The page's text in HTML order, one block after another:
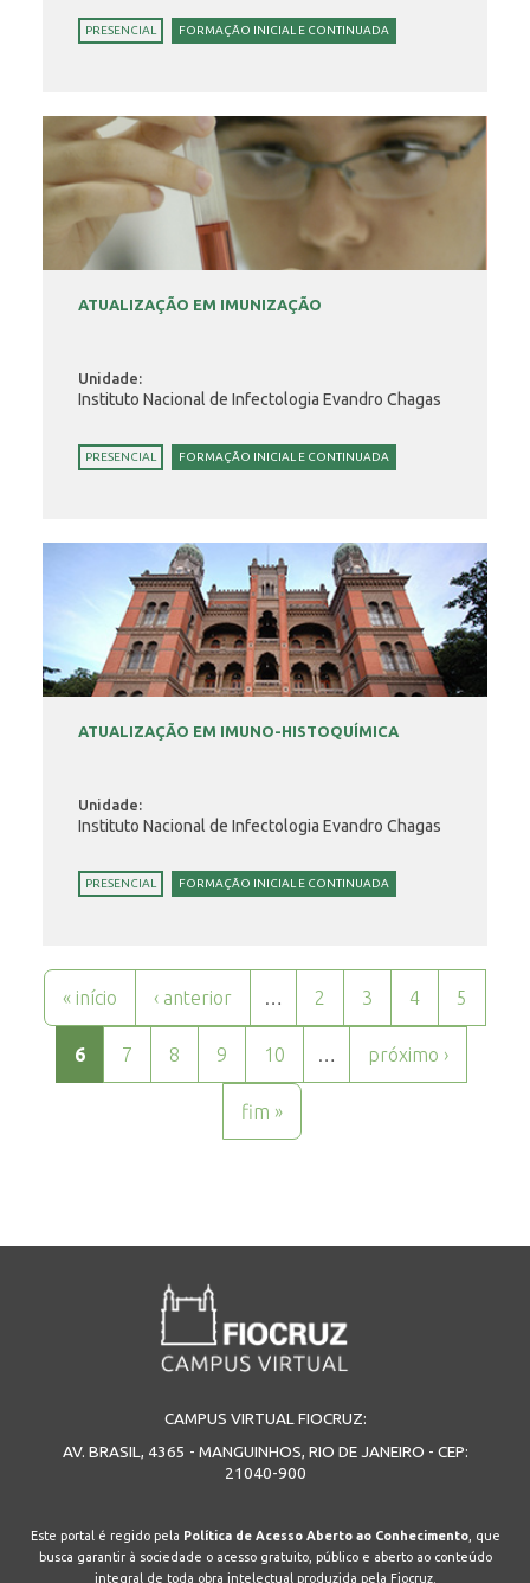
PRESENCIAL FORMAÇÃO INICIAL E CONTINUADA
ATUALIZAÇÃO EM IMUNIZAÇÃO
Unidade:
Instituto Nacional de Infectologia Evandro Chagas
PRESENCIAL FORMAÇÃO INICIAL E CONTINUADA
ATUALIZAÇÃO EM IMUNO-HISTOQUÍMICA
Unidade:
Instituto Nacional de Infectologia Evandro Chagas
PRESENCIAL FORMAÇÃO INICIAL E CONTINUADA
Páginas
« início ‹ anterior … 2 3 4 5
6 7 8 9 10 … próximo ›
fim »
CAMPUS VIRTUAL FIOCRUZ:
AV. BRASIL, 4365 - MANGUINHOS, RIO DE JANEIRO - CEP:
21040-900
Este portal é regido pela Política de Acesso Aberto ao Conhecimento, que
busca garantir à sociedade o acesso gratuito, público e aberto ao conteúdo
integral de toda obra intelectual produzida pela Fiocruz.